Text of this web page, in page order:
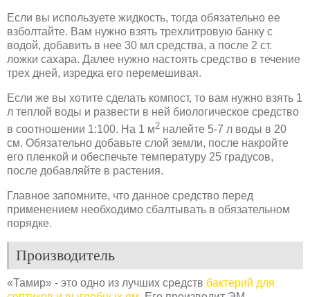
Если вы используете жидкость, тогда обязательно ее
взболтайте. Вам нужно взять трехлитровую банку с
водой, добавить в нее 30 мл средства, а после 2 ст.
ложки сахара. Далее нужно настоять средство в течение
трех дней, изредка его перемешивая.
Если же вы хотите сделать компост, то вам нужно взять 1
л теплой воды и развести в ней биологическое средство
в соотношении 1:100. На 1 м2 налейте 5-7 л воды в 20
см. Обязательно добавьте слой земли, после накройте
его пленкой и обеспечьте температуру 25 градусов,
после добавляйте в растения.
Главное запомните, что данное средство перед
применением необходимо сбалтывать в обязательном
порядке.
Производитель
«Тамир» - это одно из лучших средств бактерий для